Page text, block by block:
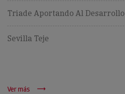
Triade Aportando Al Desarrollo
Sevilla Teje
Ver más